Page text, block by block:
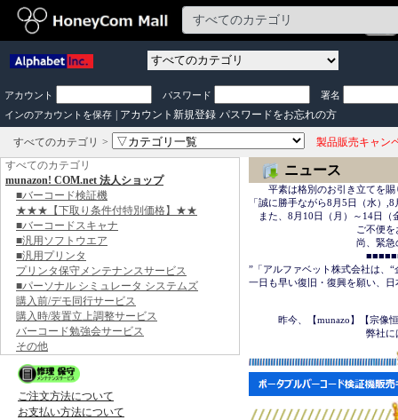
アカウント パスワード
署名
インのアカウントを保存
アカウント新規登録 パスワードをお忘れの方
すべてのカテゴリ
製品販売キャン
すべてのカテゴリ
munazon! COM.net 法人ショップ
■バーコード検証機
★★★【下取り条件付特別価格】★★
■バーコードスキャナ
■汎用ソフトウエア
■汎用プリンタ
プリンタ保守メンテナンスサービス
■パーソナル シミュレータ システムズ
購入前/デモ同行サービス
購入時/装置立上調整サービス
バーコード勉強会サービス
その他
ご注文方法について
お支払い方法について
ニュース
平素は格別のお引き立てを賜
「誠に勝手ながら8月5日（水）
また、8月10日（月）～14日（
ご不便をおかけ致しま
尚、緊急の場合は
■■■■■■＜＜     応援
”「アルファベット株式会社は、
一日も早い復旧・復興を願い、
昨今、【munazo】【宗像恒憲
弊社には一切関係はご